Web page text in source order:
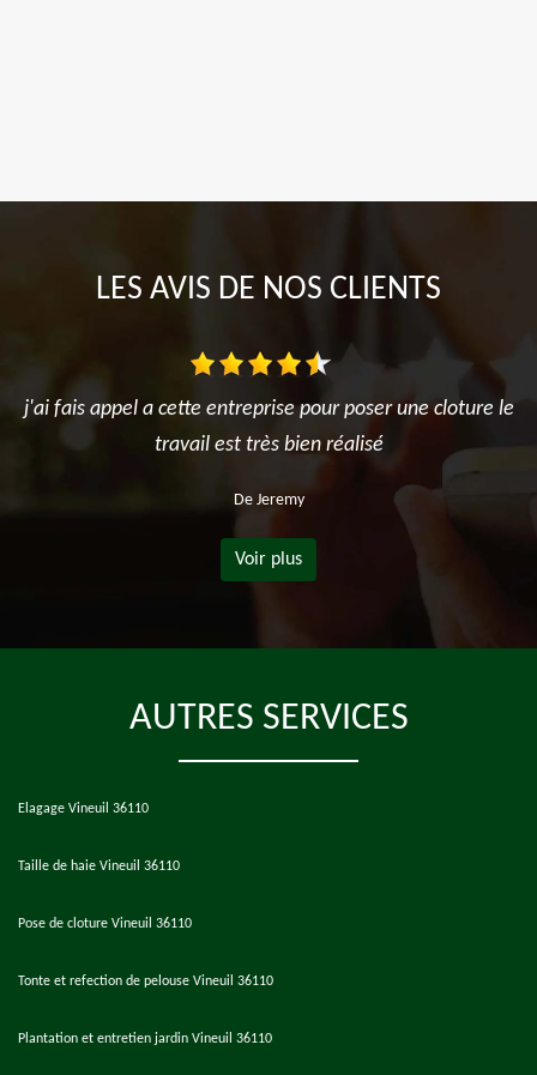
LES AVIS DE NOS CLIENTS
j'ai fais appel a cette entreprise pour poser une cloture le
travail est très bien réalisé
De Jeremy
Voir plus
AUTRES SERVICES
Elagage Vineuil 36110
Taille de haie Vineuil 36110
Pose de cloture Vineuil 36110
Tonte et refection de pelouse Vineuil 36110
Plantation et entretien jardin Vineuil 36110